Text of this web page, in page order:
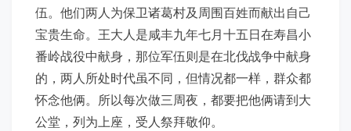
伍。他们两人为保卫诸葛村及周围百姓而献出自己
宝贵生命。王大人是咸丰九年七月十五日在寿昌小
番岭战役中献身，那位军伍则是在北伐战争中献身
的，两人所处时代虽不同，但情况都一样，群众都
怀念他俩。所以每次做三周夜，都要把他俩请到大
公堂，列为上座，受人祭拜敬仰。